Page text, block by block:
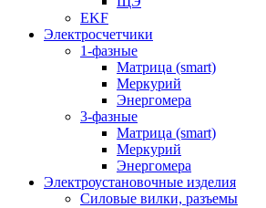
EKF
Электросчетчики
1-фазные
Матрица (smart)
Меркурий
Энергомера
3-фазные
Матрица (smart)
Меркурий
Энергомера
Электроустановочные изделия
Силовые вилки, разъемы